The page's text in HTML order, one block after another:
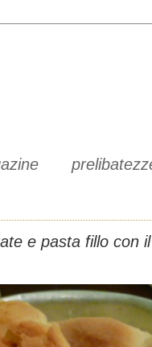
e pasta fillo con